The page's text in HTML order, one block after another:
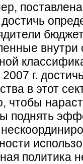
г.
в этот
чтобы
поднять
политика